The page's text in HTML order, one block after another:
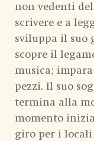
non vedenti
scrivere e a
sviluppa il suo
scopre il
musica;
pezzi. Il suo
termina alla
momento
giro per i locali